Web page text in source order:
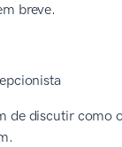
breve.
de discutir como